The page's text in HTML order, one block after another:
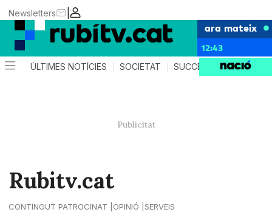
|
Newsletters
ara mateix
12:43
ÚLTIMES NOTÍCIES SOCIETAT SUCCESSOS
Rubitv.cat
CONTINGUT PATROCINAT OPINIÓ SERVEIS